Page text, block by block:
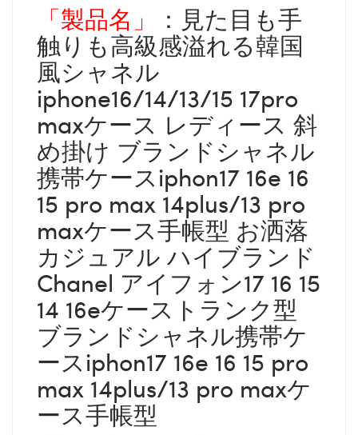
「製品名」 ：見た目も手
触りも高級感溢れる韓国
風シャネル
iphone16/14/13/15 17pro
maxケース レディース 斜
め掛け ブランドシャネル
携帯ケースiphon17 16e 16
15 pro max 14plus/13 pro
maxケース手帳型 お洒落
カジュアル ハイブランド
Chanel アイフォン17 16 15
14 16eケーストランク型
ブランドシャネル携帯ケ
ースiphon17 16e 16 15 pro
max 14plus/13 pro maxケ
ース手帳型